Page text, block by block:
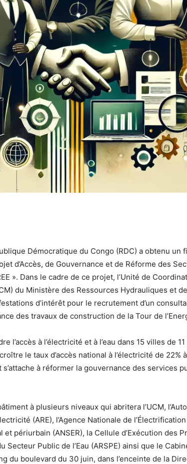
Démocratique du Congo (RDC) a obtenu un
d’Accès, de Gouvernance et de Réforme des
». Dans le cadre de ce projet, l’Unité de
du Ministère des Ressources Hydrauliques et
d’intérêt pour le recrutement d’un
des travaux de construction de la Tour de
l’accès à l’électricité et à l’eau dans 15 villes de
le taux d’accès national à l’électricité de 22%
à réformer la gouvernance des services
à plusieurs niveaux qui abritera l’UCM,
(ARE), l’Agence Nationale de
périurbain (ANSER), la Cellule d’Exécution des
Secteur Public de l’Eau (ARSPE) ainsi que le
du boulevard du 30 juin, dans l’enceinte de la